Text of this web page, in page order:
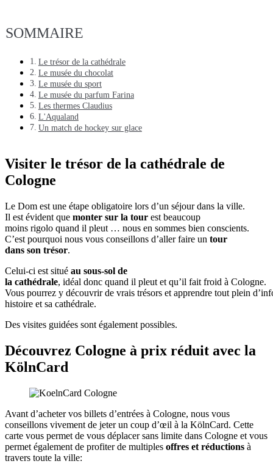
SOMMAIRE
Le trésor de la cathédrale
Le musée du chocolat
Le musée du sport
Le musée du parfum Farina
Les thermes Claudius
L'Aqualand
Un match de hockey sur glace
Visiter le trésor de la cathédrale de
Cologne
Le Dom est une étape obligatoire lors d’un séjour dans la ville.
Il est évident que monter sur la tour est beaucoup
moins rigolo quand il pleut … nous en sommes bien conscients.
C’est pourquoi nous vous conseillons d’aller faire un tour
dans son trésor.
Celui-ci est situé au sous-sol de
la cathédrale, idéal donc quand il pleut et qu’il fait froid à Cologne.
Vous pourrez y découvrir de vrais trésors et apprendre tout plein
histoire et sa cathédrale.
Des visites guidées sont également possibles.
Découvrez Cologne à prix réduit avec la
KölnCard
Avant d’acheter vos billets d’entrées à Cologne, nous vous
conseillons vivement de jeter un coup d’œil à la KölnCard. Cette
carte vous permet de vous déplacer sans limite dans Cologne et vous
permet également de profiter de multiples offres et réductions à
travers toute la ville: